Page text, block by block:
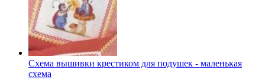
Схема вышивки крестиком для подушек - маленькая
схема